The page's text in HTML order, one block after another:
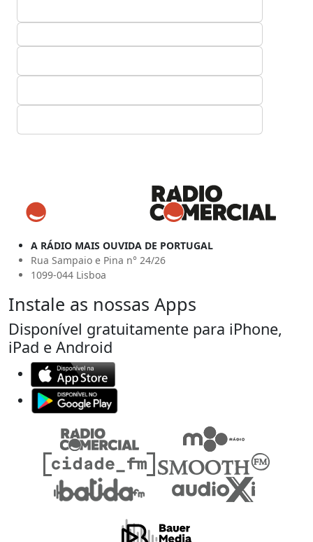
A RÁDIO MAIS OUVIDA DE PORTUGAL
Rua Sampaio e Pina n° 24/26
1099-044 Lisboa
Instale as nossas Apps
Disponível gratuitamente para iPhone,
iPad e Android